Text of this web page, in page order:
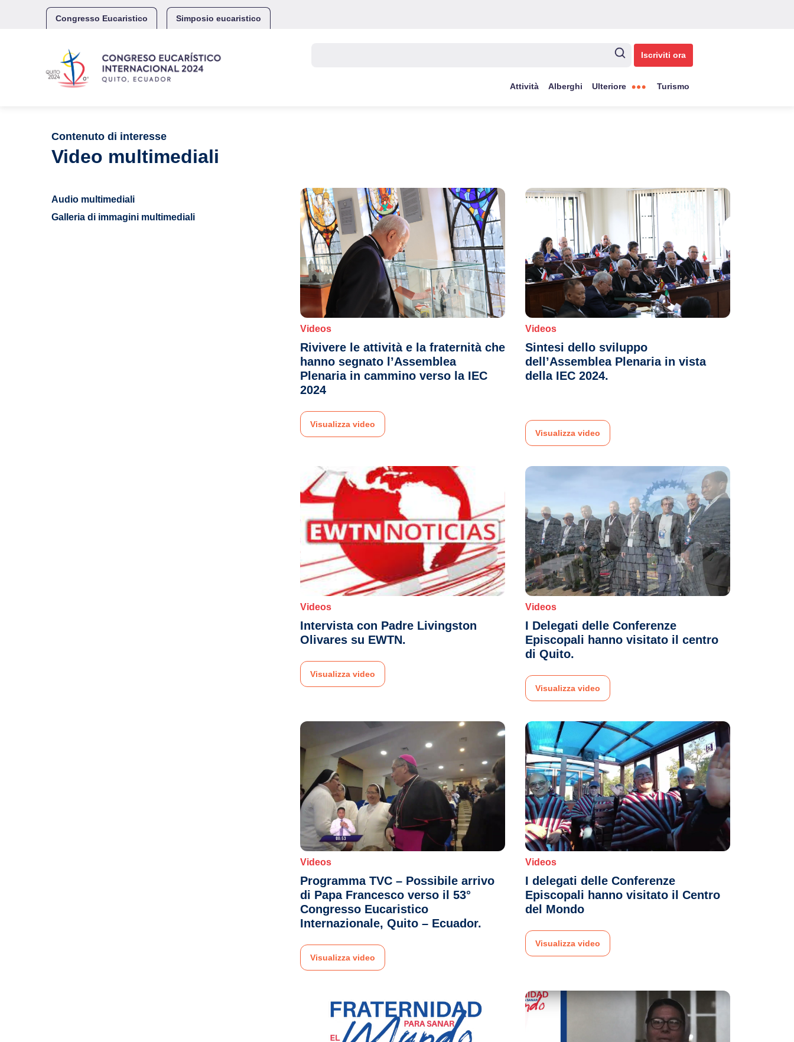
Congresso Eucaristico Simposio eucaristico
Iscriviti ora
Attività Alberghi Ulteriore Turismo
Contenuto di interesse
Video multimediali
Audio multimediali
Galleria di immagini multimediali
Videos
Rivivere le attività e la fraternità che
hanno segnato l’Assemblea
Plenaria in cammino verso la IEC
2024
Visualizza video
Videos
Sintesi dello sviluppo
dell’Assemblea Plenaria in vista
della IEC 2024.
Visualizza video
Videos
Intervista con Padre Livingston
Olivares su EWTN.
Visualizza video
Videos
I Delegati delle Conferenze
Episcopali hanno visitato il centro
di Quito.
Visualizza video
Videos
Programma TVC – Possibile arrivo
di Papa Francesco verso il 53°
Congresso Eucaristico
Internazionale, Quito – Ecuador.
Visualizza video
Videos
I delegati delle Conferenze
Episcopali hanno visitato il Centro
del Mondo
Visualizza video